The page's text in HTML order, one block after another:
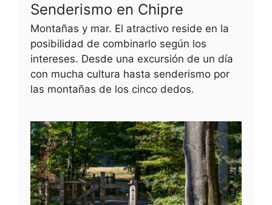
Senderismo en Chipre
Montañas y mar. El atractivo reside en la
posibilidad de combinarlo según los
intereses. Desde una excursión de un día
con mucha cultura hasta senderismo por
las montañas de los cinco dedos.